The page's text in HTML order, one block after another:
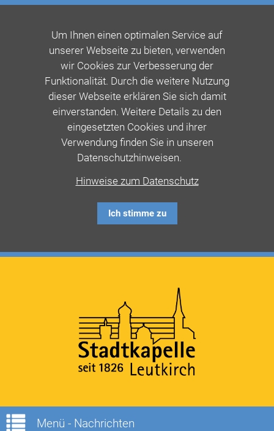
Um Ihnen einen optimalen Service auf
unserer Webseite zu bieten, verwenden
wir Cookies zur Verbesserung der
Funktionalität. Durch die weitere Nutzung
dieser Webseite erklären Sie sich damit
einverstanden. Weitere Details zu den
eingesetzten Cookies und ihrer
Verwendung finden Sie in unseren
Datenschutzhinweisen.
Hinweise zum Datenschutz
Ich stimme zu
Menü - Nachrichten